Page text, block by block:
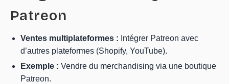
Patreon
Ventes multiplateformes : Intégrer Patreon avec
d’autres plateformes (Shopify, YouTube).
Exemple : Vendre du merchandising via une boutique
Patreon.